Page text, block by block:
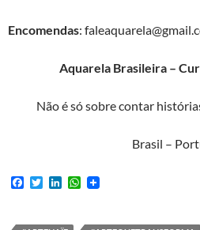
Encomendas:
Aquarela Brasileira –
Não é só sobre contar
Brasil –
F
T
W